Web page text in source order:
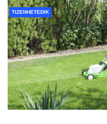
TIZENHETEDIK